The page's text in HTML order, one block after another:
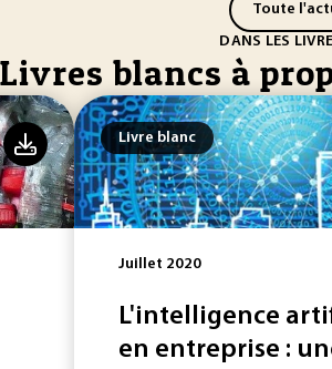
Toute
DANS LES
Livres blancs à
Livre blanc
Juillet 2020
L'intelligence
en entreprise :